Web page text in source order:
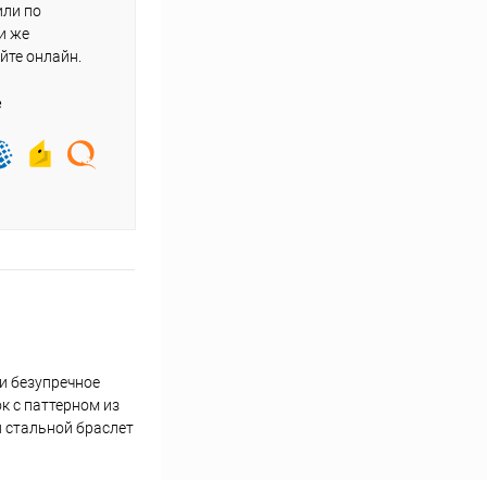
по
же
онлайн.
безупречное
с паттерном из
браслет